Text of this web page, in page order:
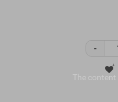
The content
-